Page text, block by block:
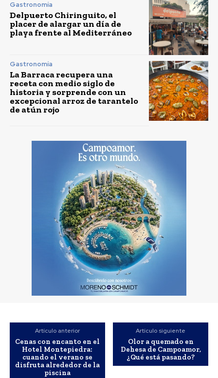
Gastronomía
Delpuerto Chiringuito, el
placer de alargar un día de
playa frente al Mediterráneo
Gastronomía
La Barraca recupera una
receta con medio siglo de
historia y sorprende con un
excepcional arroz de tarantelo
de atún rojo
Artículo anterior
Cenas con encanto en el
Hotel Montepiedra:
cuando el verano se
disfruta alrededor de la
piscina
Artículo siguiente
Olor a quemado en
Dehesa de Campoamor,
¿Qué está pasando?